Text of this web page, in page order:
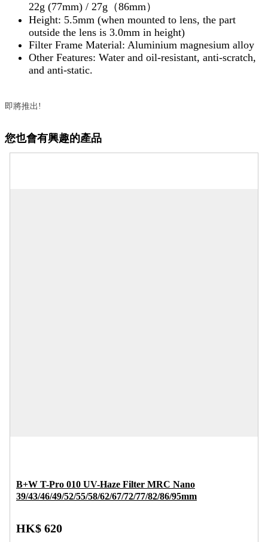
22g (77mm) / 27g（86mm）
Height: 5.5mm (when mounted to lens, the part
outside the lens is 3.0mm in height)
Filter Frame Material: Aluminium magnesium alloy
Other Features: Water and oil-resistant, anti-scratch,
and anti-static.
即將推出!
您也會有興趣的產品
B+W T-Pro 010 UV-Haze Filter MRC Nano
39/43/46/49/52/55/58/62/67/72/77/82/86/95mm
HK$ 620